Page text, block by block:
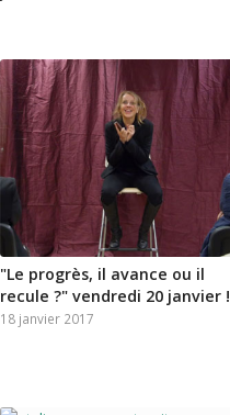
"Le progrès, il avance ou il
recule ?" vendredi 20 janvier !
18 janvier 2017